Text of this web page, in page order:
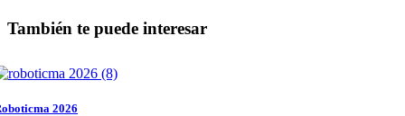
También te puede interesar
2026